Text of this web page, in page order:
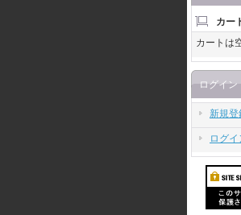
カー
カートは
ログイン
新規登
ログ